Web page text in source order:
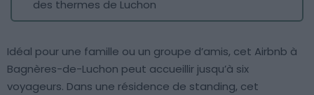
des thermes de Luchon
Idéal pour une famille ou un groupe d’amis, cet Airbnb à
Bagnères-de-Luchon peut accueillir jusqu’à six
voyageurs. Dans une résidence de standing, cet